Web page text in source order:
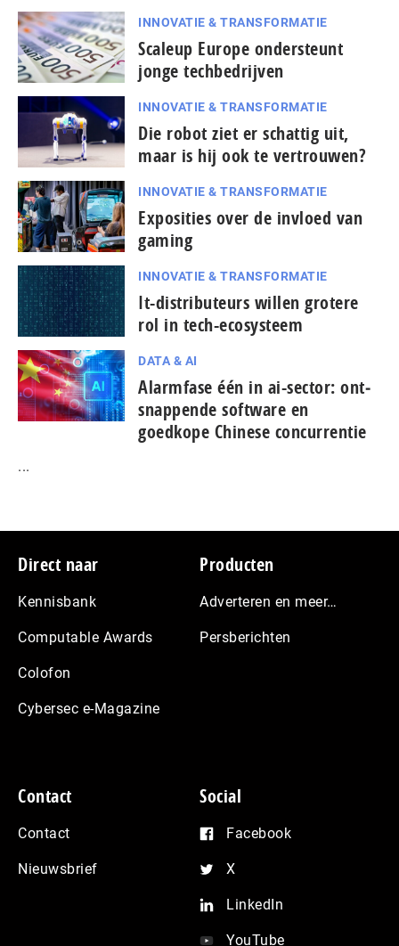
INNOVATIE & TRANSFORMATIE
Scaleup Europe ondersteunt
jonge techbedrijven
INNOVATIE & TRANSFORMATIE
Die robot ziet er schattig uit,
maar is hij ook te vertrouwen?
INNOVATIE & TRANSFORMATIE
Exposities over de invloed van
gaming
INNOVATIE & TRANSFORMATIE
It-dis­tri­bu­teurs willen grotere
rol in tech-ecosysteem
DATA & AI
Alarmfase één in ai-sector: ont­
snap­pen­de software en
goedkope Chinese con­cur­ren­tie
...
Footer
Direct naar
Kennisbank
Computable Awards
Colofon
Cybersec e-Magazine
Producten
Adverteren en meer…
Persberichten
Contact
Contact
Nieuwsbrief
Social
Facebook
X
LinkedIn
YouTube